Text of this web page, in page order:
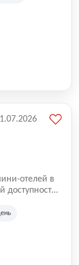
отелей в
доступности
сад,
и